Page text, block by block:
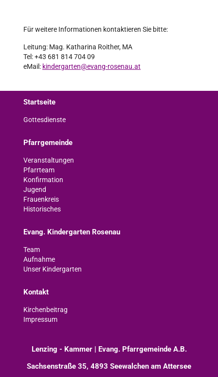
Für weitere Informationen kontaktieren Sie bitte:
Leitung: Mag. Katharina Roither, MA
Tel: +43 681 814 704 09
eMail: kindergarten@evang-rosenau.at
Startseite
Gottesdienste
Pfarrgemeinde
Veranstaltungen
Pfarrteam
Konfirmation
Jugend
Frauenkreis
Historisches
Evang. Kindergarten Rosenau
Team
Aufnahme
Unser Kindergarten
Kontakt
Kirchenbeitrag
Impressum
Lenzing - Kammer | Evang. Pfarrgemeinde A.B.
Sachsenstraße 35, 4893 Seewalchen am Attersee